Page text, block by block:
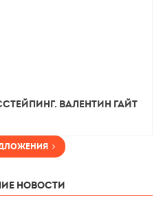
Валентин Гайт
новости